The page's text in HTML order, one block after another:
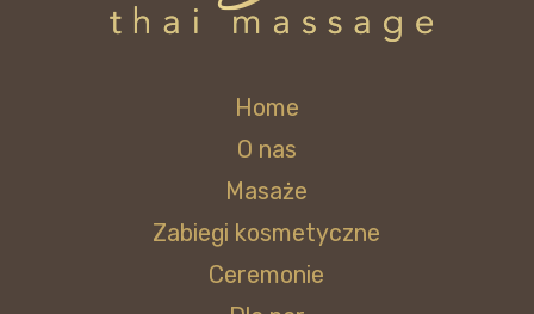
Home
O nas
Masaże
Zabiegi kosmetyczne
Ceremonie